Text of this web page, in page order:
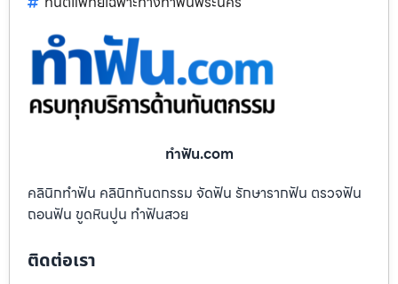
ทําฟัน.com
คลินิกทำฟัน คลินิกทันตกรรม จัดฟัน รักษารากฟัน ตรวจฟัน
ถอนฟัน ขูดหินปูน ทำฟันสวย
ติดต่อเรา